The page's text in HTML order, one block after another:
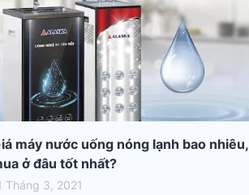
máy nước uống nóng lạnh bao nhiêu,
ở đâu tốt nhất?
Tháng 3, 2021